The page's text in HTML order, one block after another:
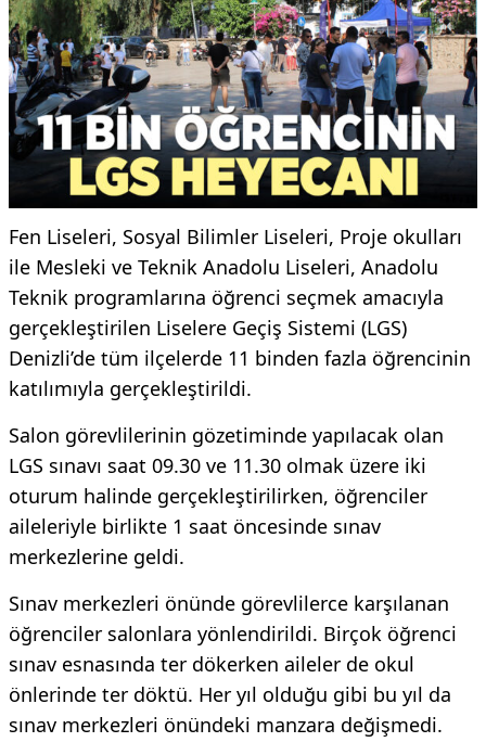
Fen Liseleri, Sosyal Bilimler Liseleri, Proje okulları
ile Mesleki ve Teknik Anadolu Liseleri, Anadolu
Teknik programlarına öğrenci seçmek amacıyla
gerçekleştirilen Liselere Geçiş Sistemi (LGS)
Denizli’de tüm ilçelerde 11 binden fazla öğrencinin
katılımıyla gerçekleştirildi.
Salon görevlilerinin gözetiminde yapılacak olan
LGS sınavı saat 09.30 ve 11.30 olmak üzere iki
oturum halinde gerçekleştirilirken, öğrenciler
aileleriyle birlikte 1 saat öncesinde sınav
merkezlerine geldi.
Sınav merkezleri önünde görevlilerce karşılanan
öğrenciler salonlara yönlendirildi. Birçok öğrenci
sınav esnasında ter dökerken aileler de okul
önlerinde ter döktü. Her yıl olduğu gibi bu yıl da
sınav merkezleri önündeki manzara değişmedi.